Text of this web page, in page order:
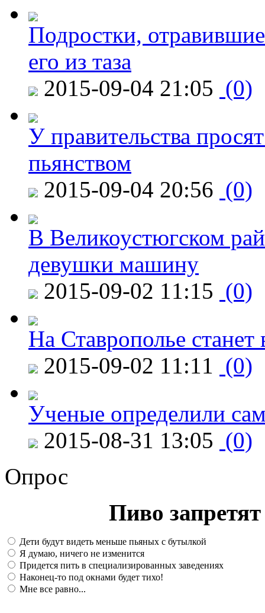
Подростки,
его из таза
2015-09-04 21:05 (0)
У правительства
пьянством
2015-09-04 20:56 (0)
В Великоустюгском
девушки машину
2015-09-02 11:15 (0)
На Ставрополье
2015-09-02 11:11 (0)
Ученые определили
2015-08-31 13:05 (0)
Опрос
Пиво
Дети будут видеть меньше пьяных с бутылкой
Я думаю, ничего не изменится
Придется пить в специализированных заведениях
Наконец-то под окнами будет тихо!
Мне все равно...